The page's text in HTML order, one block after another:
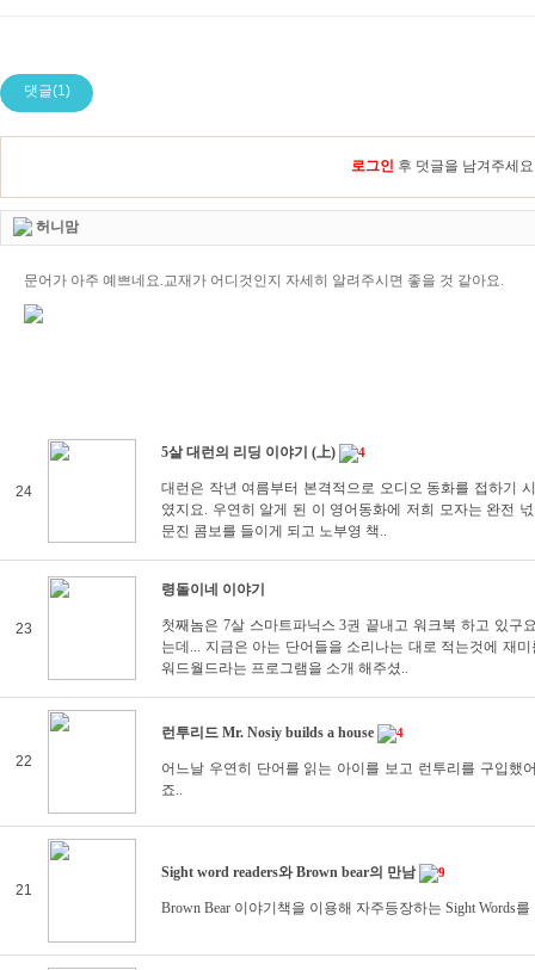
댓글(1)
로그인 후 덧글을 남겨주세요
허니맘
문어가 아주 예쁘네요.교재가 어디것인지 자세히 알려주시면 좋을 것 같아요.
24
5살 대런의 리딩 이야기 (上) 4
대런은 작년 여름부터 본격적으로 오디오 동화를 접하기
였지요. 우연히 알게 된 이 영어동화에 저희 모자는 완전
문진 콤보를 들이게 되고 노부영 책..
23
령돌이네 이야기
첫째놈은 7살 스마트파닉스 3권 끝내고 워크북 하고 있구
는데... 지금은 아는 단어들을 소리나는 대로 적는것에 재
워드월드라는 프로그램을 소개 해주셨..
22
런투리드 Mr. Nosiy builds a house 4
어느날 우연히 단어를 읽는 아이를 보고 런투리를 구입했
죠..
21
Sight word readers와 Brown bear의 만남 9
Brown Bear 이야기책을 이용해 자주등장하는 Sight Words